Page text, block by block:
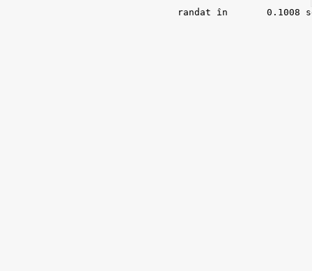
randat în